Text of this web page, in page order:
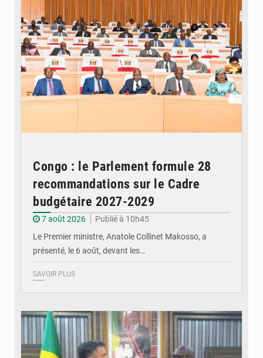
Congo : le Parlement formule 28
recommandations sur le Cadre
budgétaire 2027-2029
7 août 2026
Publié à 10h45
Le Premier ministre, Anatole Collinet Makosso, a
présenté, le 6 août, devant les…
SAVOIR PLUS